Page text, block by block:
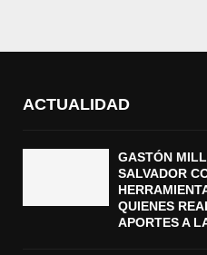
ACTUALIDAD
GASTÓN
SALVADOR
QUIENES
APORTES A